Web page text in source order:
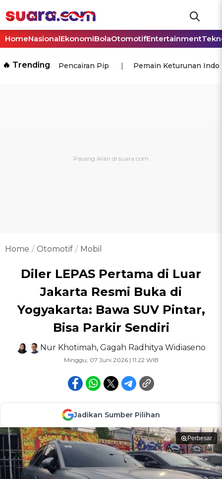
HomeNasionalEkonomiBolaOtomotifEntertainment
🔥 Trending Pencairan Pip Pemain Keturunan
Home Otomotif Mobil
Diler LEPAS Pertama di Luar
Jakarta Resmi Buka di
Yogyakarta: Bawa SUV Pintar,
Bisa Parkir Sendiri
Nur Khotimah, Gagah Radhitya Widiaseno
Minggu, 07 Juni 2026 | 11:22 WIB
Jadikan Sumber Pilihan
Perbesar